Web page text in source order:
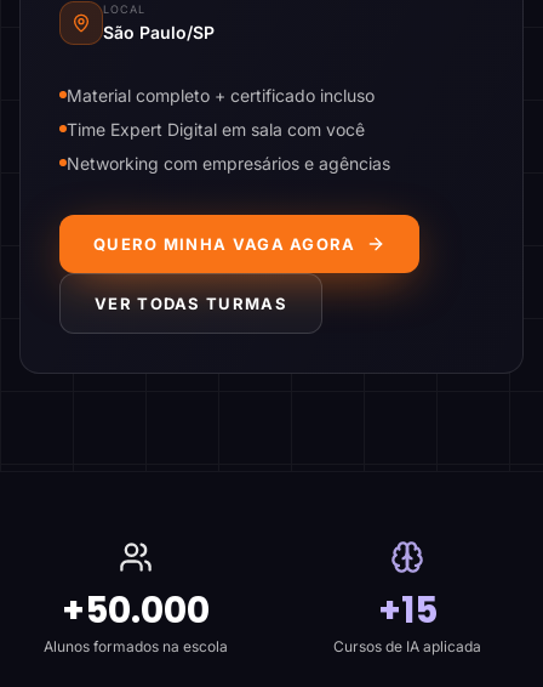
LOCAL
São Paulo/SP
Material completo + certificado incluso
Time Expert Digital em sala com você
Networking com empresários e agências
QUERO MINHA VAGA AGORA
VER TODAS TURMAS
+50.000
Alunos formados na escola
+15
Cursos de IA aplicada